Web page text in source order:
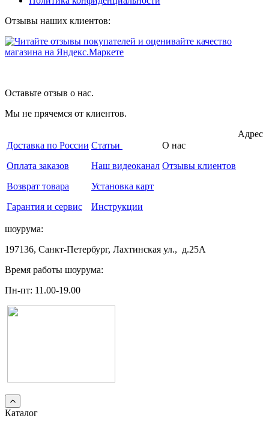
Отзывы наших клиентов:
Оставьте отзыв о нас.
Мы не прячемся от клиентов.
Доставка по России
Оплата заказов
Возврат товара
Гарантия и сервис
Статьи
Наш видеоканал
Установка карт
Инструкции
О нас
Отзывы клиентов
Адрес
шоурума:
197136, Санкт-Петербург, Лахтинская ул., д.25А
Время работы шоурума:
Пн-пт: 11.00-19.00
Каталог